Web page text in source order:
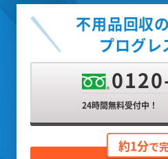
不用品回収
プログレ
24時間無料受付中！
約1分で